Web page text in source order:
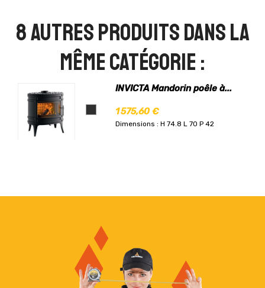
8 autres produits dans la
même catégorie :
INVICTA Mandorin poêle à...
1 575,60 €
Dimensions : H 74.8 L 70 P 42